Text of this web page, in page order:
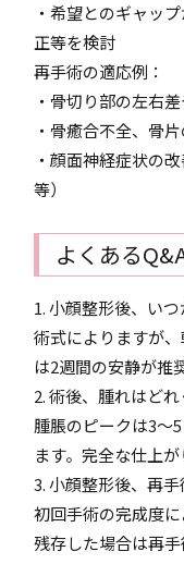
・希望とのギャッ
正等を検討
再手術の適応例：
・骨切り部の左右
・骨癒合不全、骨
・顔面神経症状の
等）
よくある
1. 小顔整形後、い
術式によりますが
は2週間の安静が推
2. 術後、腫れはど
腫脹のピークは3～
ます。完全な仕上が
3. 小顔整形後、再
初回手術の完成度
残存した場合は再手